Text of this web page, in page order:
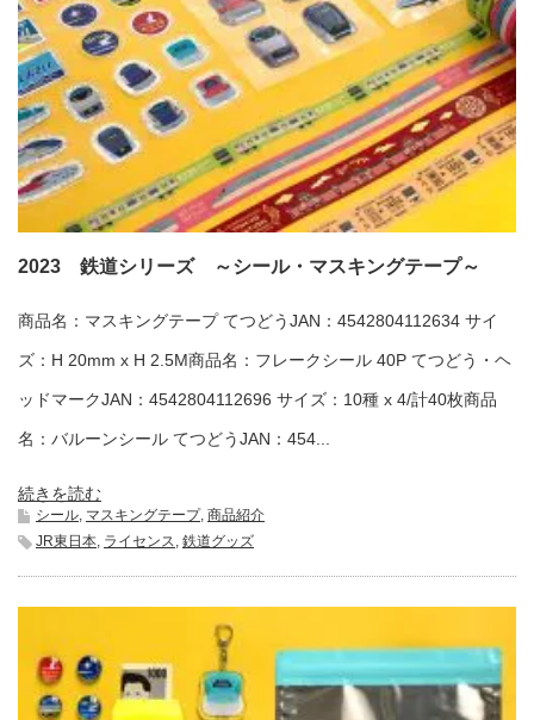
2023 鉄道シリーズ ～シール・マスキングテープ～
商品名：マスキングテープ てつどうJAN：4542804112634 サイ
ズ：H 20mm x H 2.5M商品名：フレークシール 40P てつどう・ヘ
ッドマークJAN：4542804112696 サイズ：10種 x 4/計40枚商品
名：バルーンシール てつどうJAN：454...
続きを読む
シール, マスキングテープ, 商品紹介
JR東日本, ライセンス, 鉄道グッズ